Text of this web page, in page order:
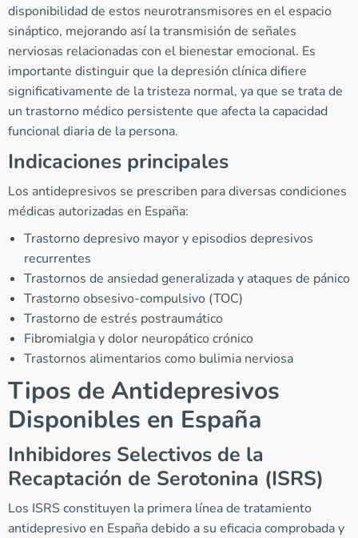
disponibilidad de estos neurotransmisores en el espacio
sináptico, mejorando así la transmisión de señales
nerviosas relacionadas con el bienestar emocional. Es
importante distinguir que la depresión clínica difiere
significativamente de la tristeza normal, ya que se trata de
un trastorno médico persistente que afecta la capacidad
funcional diaria de la persona.
Indicaciones principales
Los antidepresivos se prescriben para diversas condiciones
médicas autorizadas en España:
Trastorno depresivo mayor y episodios depresivos
recurrentes
Trastornos de ansiedad generalizada y ataques de pánico
Trastorno obsesivo-compulsivo (TOC)
Trastorno de estrés postraumático
Fibromialgia y dolor neuropático crónico
Trastornos alimentarios como bulimia nerviosa
Tipos de Antidepresivos
Disponibles en España
Inhibidores Selectivos de la
Recaptación de Serotonina (ISRS)
Los ISRS constituyen la primera línea de tratamiento
antidepresivo en España debido a su eficacia comprobada y